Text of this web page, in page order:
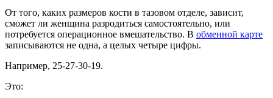
От того, каких размеров кости в тазовом отделе, зависит,
сможет ли женщина разродиться самостоятельно, или
потребуется операционное вмешательство. В обменной карте
записываются не одна, а целых четыре цифры.
Например, 25-27-30-19.
Это: